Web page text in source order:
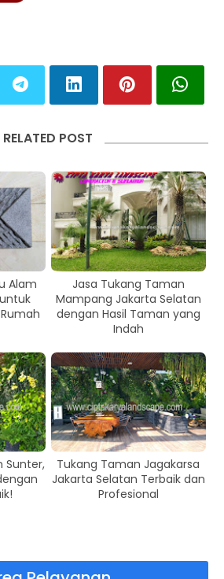
RELATED POST
Alam
Jasa Tukang Taman
Mampang Jakarta Selatan
dengan Hasil Taman yang
Indah
Sunter,
Tukang Taman Jagakarsa
Jakarta Selatan Terbaik dan
Profesional